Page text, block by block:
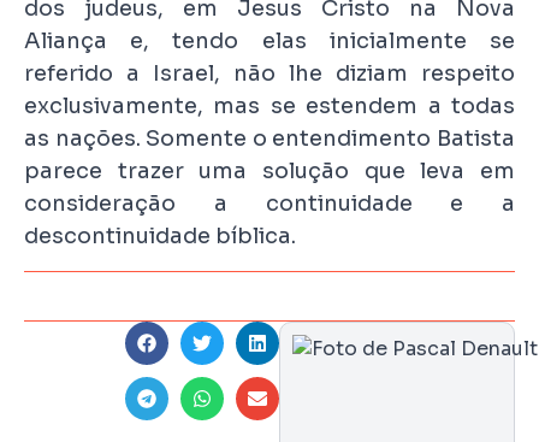
dos judeus, em Jesus Cristo na Nova
Aliança e, tendo elas inicialmente se
referido a Israel, não lhe diziam respeito
exclusivamente, mas se estendem a todas
as nações. Somente o entendimento Batista
parece trazer uma solução que leva em
consideração a continuidade e a
descontinuidade bíblica.